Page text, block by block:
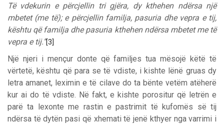
Të vdekurin e përcjellin tri gjëra, dy kthehen ndërsa një
mbetet (me të); e përcjellin familja, pasuria dhe vepra e tij,
kështu që familja dhe pasuria kthehen ndërsa mbetet me të
vepra e tij.”[3]
Një njeri i mençur donte që familjes tua mësojë këtë të
vërtetë, kështu që para se të vdiste, i kishte lënë gruas dy
letra amanet, leximin e të cilave do ta bënte vetëm atëherë
kur ai do të vdiste. Në fakt, e kishte porositur që letrën e
parë ta lexonte me rastin e pastrimit të kufomës së tij
ndërsa të dytën pasi që xhemati të jenë kthyer nga varrimi i